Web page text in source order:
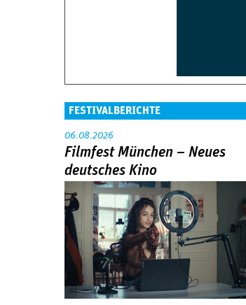
FESTIVALBERICHTE
06.08.2026
Filmfest München – Neues
deutsches Kino